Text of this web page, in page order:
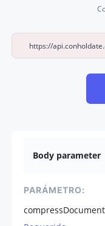
Body parameter
PARÁMETRO: